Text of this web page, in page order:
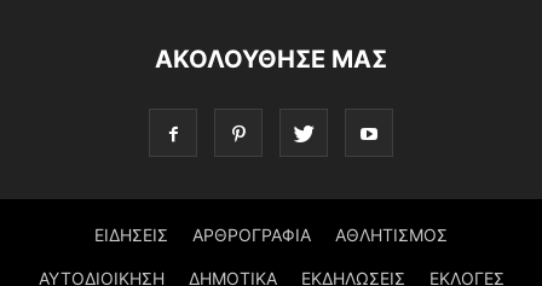
ΑΚΟΛΟΥΘΗΣΕ ΜΑΣ
ΕΙΔΗΣΕΙΣ ΑΡΘΡΟΓΡΑΦΙΑ ΑΘΛΗΤΙΣΜΟΣ
ΑΥΤΟΔΙΟΙΚΗΣΗ ΔΗΜΟΤΙΚΑ ΕΚΔΗΛΩΣΕΙΣ ΕΚΛΟΓΕΣ